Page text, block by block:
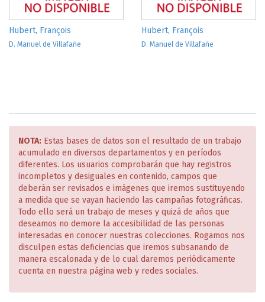
Hubert, François
D. Manuel de Villafañe
Hubert, François
D. Manuel de Villafañe
NOTA: Estas bases de datos son el resultado de un trabajo
acumulado en diversos departamentos y en períodos
diferentes. Los usuarios comprobarán que hay registros
incompletos y desiguales en contenido, campos que
deberán ser revisados e imágenes que iremos sustituyendo
a medida que se vayan haciendo las campañas fotográficas.
Todo ello será un trabajo de meses y quizá de años que
deseamos no demore la accesibilidad de las personas
interesadas en conocer nuestras colecciones. Rogamos nos
disculpen estas deficiencias que iremos subsanando de
manera escalonada y de lo cual daremos periódicamente
cuenta en nuestra página web y redes sociales.